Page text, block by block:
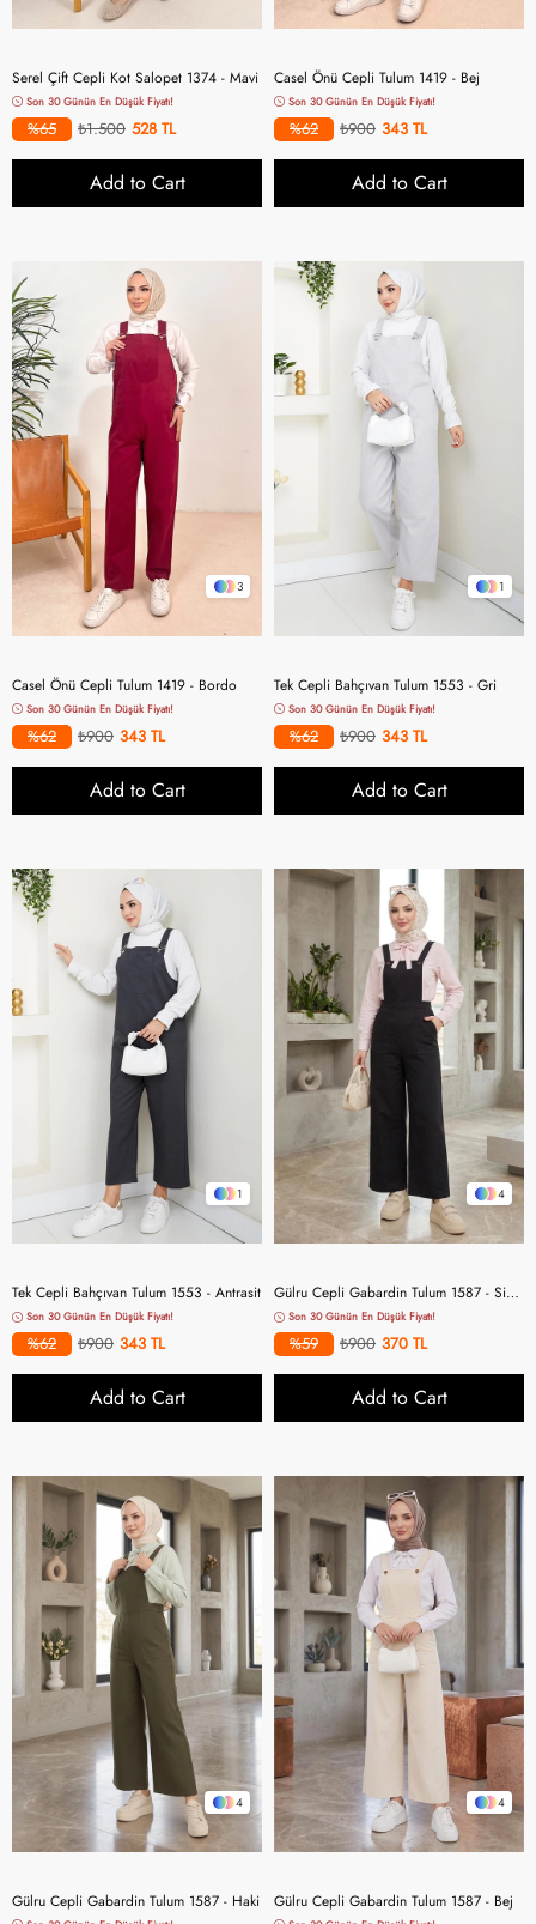
Serel Çift Cepli Kot Salopet 1374 - Mavi
Son 30 Günün En Düşük Fiyatı!
528
₺1.500
%65
Add to Cart
Casel Önü Cepli Tulum 1419 - Bej
Son 30 Günün En Düşük Fiyatı!
343
₺900
%62
Add to Cart
3
Casel Önü Cepli Tulum 1419 - Bordo
Son 30 Günün En Düşük Fiyatı!
343
₺900
%62
Add to Cart
1
Tek Cepli Bahçıvan Tulum 1553 - Gri
Son 30 Günün En Düşük Fiyatı!
343
₺900
%62
Add to Cart
1
Tek Cepli Bahçıvan Tulum 1553 - Antrasit
Son 30 Günün En Düşük Fiyatı!
343
₺900
%62
Add to Cart
4
Gülru Cepli Gabardin Tulum 1587 - Siyah
Son 30 Günün En Düşük Fiyatı!
370
₺900
%59
Add to Cart
4
Gülru Cepli Gabardin Tulum 1587 - Haki
4
Gülru Cepli Gabardin Tulum 1587 - Bej